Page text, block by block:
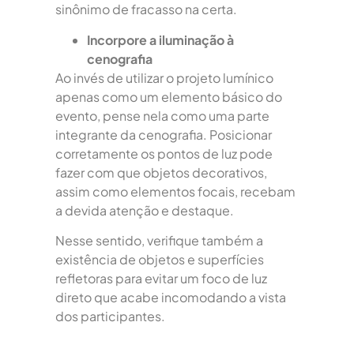
sinônimo de fracasso na certa.
Incorpore a iluminação à
cenografia
Ao invés de utilizar o projeto lumínico
apenas como um elemento básico do
evento, pense nela como uma parte
integrante da cenografia. Posicionar
corretamente os pontos de luz pode
fazer com que objetos decorativos,
assim como elementos focais, recebam
a devida atenção e destaque.
Nesse sentido, verifique também a
existência de objetos e superfícies
refletoras para evitar um foco de luz
direto que acabe incomodando a vista
dos participantes.